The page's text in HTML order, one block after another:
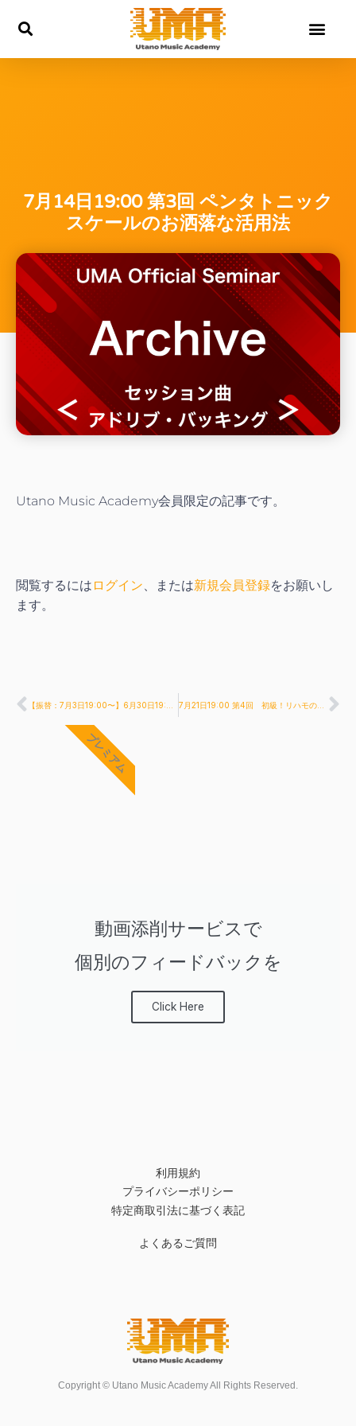
7月14日19:00 第3回 ペンタトニック
スケールのお洒落な活用法
Utano Music Academy会員限定の記事です。
閲覧するには ログイン、または新規会員登録をお願いし
ます。
Prev 7月21日19:00 第4回 初級！リハモの作り方
動画添削サービスで
個別のフィードバックを
Click Here
プレミアム
利用規約
プライバシーポリシー
特定商取引法に基づく表記
よくあるご質問
Copyright © Utano Music Academy All Rights Reserved.